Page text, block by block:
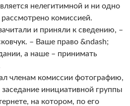
нелегитимной и ни одно
комиссией.
и приняли к сведению, –
– Ваше право &ndash;
а наше – принимать
членам комиссии фотографию,
инициативной группы
на котором, по его